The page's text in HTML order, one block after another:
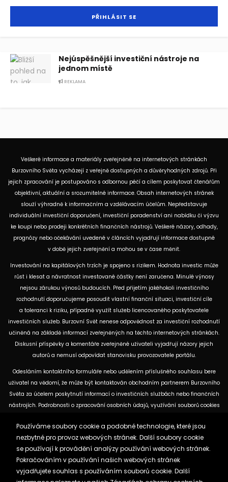
Nejúspěšnější investiční nástroje na
jednom místě
REKLAMA
Veškeré informace a materiály zveřejněné na internetových stránkách
Burzovního Světa vycházejí z veřejně dostupných a důvěryhodných zdrojů. Při
jejich zpracování je postupováno s odbornou péčí a cílem poskytovat čtenářům
objektivní, aktuální a srozumitelné informace. Obsah internetových stránek
slouží výhradně k informačním a vzdělávacím účelům. Nepředstavuje
individuální investiční doporučení, investiční poradenství ani nabídku či výzvu
ke koupi nebo prodeji konkrétních finančních nástrojů. Veškeré názory, odhady,
prognózy nebo očekávání uvedené v článcích vyjadřují informace dostupné
v době jejich zveřejnění a mohou se v čase měnit.
Investování na kapitálových trzích je spojeno s rizikem. Hodnota investic může
růst i klesat a návratnost investované částky není zaručena. Minulé výnosy
nejsou zárukou výnosů budoucích. Před přijetím jakéhokoli investičního
rozhodnutí doporučujeme posoudit vlastní finanční situaci, investiční cíle
a toleranci k riziku, případně využít služeb licencovaného poskytovatele
investičních služeb. Burzovní Svět nenese odpovědnost za investiční rozhodnutí
učiněná na základě informací zveřejněných na těchto internetových stránkách.
Diskusní příspěvky a komentáře zveřejněné uživateli vyjadřují názory jejich
autorů a nemusí odpovídat stanovisku provozovatele portálu.
Odesláním kontaktního formuláře nebo udělením příslušného souhlasu bere
uživatel na vědomí, že může být kontaktován obchodním partnerem Burzovního
Světa za účelem poskytnutí informací o investičních službách nebo finančních
nástrojích. Podrobnosti o zpracování osobních údajů, využívání souborů cookies
dostupných na těchto internetových stránkách. U jednotlivých článků mohou
být uvedeny informace o použitých zdrojích, datu původní analýzy nebo datu,
ke kterému se vztahují uvedené tržní údaje.
Používáme soubory cookie a podobné technologie, které jsou
nezbytné pro provoz webových stránek. Další soubory cookie
se používají k provádění analýzy používání webových stránek.
Pokračováním v používání našich webových stránek
vyjadřujete souhlas s používáním souborů cookie. Další